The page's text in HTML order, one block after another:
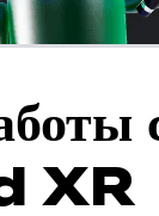
XR